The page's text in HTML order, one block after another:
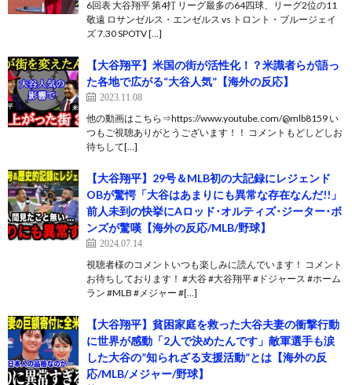
6回表 大谷翔平 第4打 リーグ最多の64四球、リーグ2位の11
敬遠 ロサンゼルス・エンゼルス vs トロント・ブルージェイ
ズ 7.30 SPOTV […]
【大谷翔平】米国の街が活性化！？米識者らが語っ
た各地で広がる“大谷人気”【海外の反応】
2023.11.08
他の動画はこちら⇒https://www.youtube.com/@mlb8159 い
つもご視聴ありがとうございます！！ コメントもどしどしお
待ちして[…]
【大谷翔平】29号＆MLB初の大記録にレジェンド
OBが驚愕「大谷はあまりにも異常な存在なんだ!!」
前人未到の快挙にAロッド･オルティズ･ジーター･ボ
ンズが驚嘆【海外の反応/MLB/野球】
2024.07.14
視聴者様のコメントいつも楽しみに読んでいます！ コメント
お待ちしております！ #大谷 #大谷翔平 #ドジャース #ホーム
ラン #MLB #メジャー #[…]
【大谷翔平】貧困家庭を救った大谷夫妻の衝撃行動
に世界が感動「2人で決めたんです」敵軍選手も涙
した大谷の”知られざる支援活動”とは【海外の反
応/MLB/メジャー/野球】